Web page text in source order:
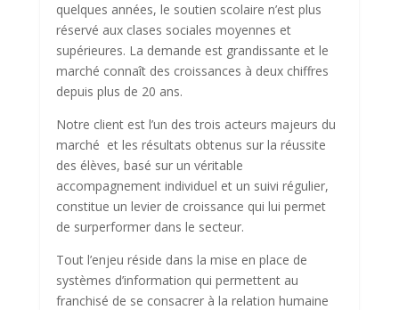
quelques années, le soutien scolaire n’est plus
réservé aux clases sociales moyennes et
supérieures. La demande est grandissante et le
marché connaît des croissances à deux chiffres
depuis plus de 20 ans.
Notre client est l’un des trois acteurs majeurs du
marché et les résultats obtenus sur la réussite
des élèves, basé sur un véritable
accompagnement individuel et un suivi régulier,
constitue un levier de croissance qui lui permet
de surperformer dans le secteur.
Tout l’enjeu réside dans la mise en place de
systèmes d’information qui permettent au
franchisé de se consacrer à la relation humaine